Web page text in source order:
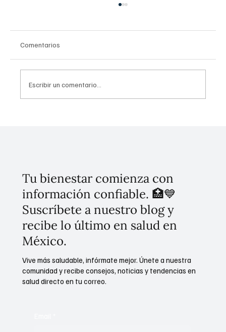
Comentarios
Escribir un comentario...
Tu bienestar comienza con
información confiable. 🏥💙
Suscríbete a nuestro blog y
recibe lo último en salud en
México.
Vive más saludable, infórmate mejor. Únete a nuestra
comunidad y recibe consejos, noticias y tendencias en
salud directo en tu correo.